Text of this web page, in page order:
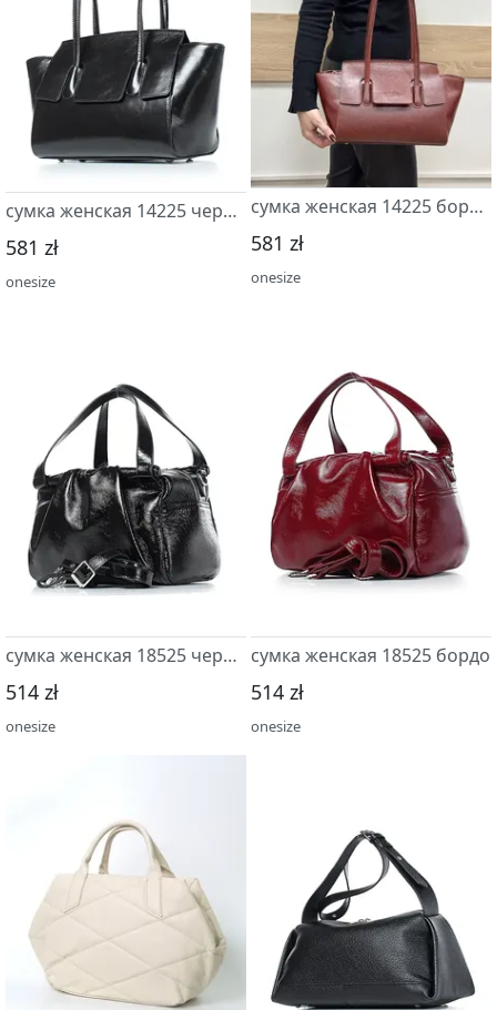
сумка женская 14225 черный
581 zł
onesize
сумка женская 14225 бордово-коричневый
581 zł
onesize
сумка женская 18525 черный
514 zł
onesize
сумка женская 18525 бордо
514 zł
onesize